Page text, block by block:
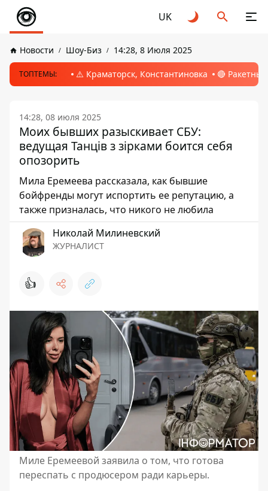
UK
Новости Шоу-Биз 14:28, 8 Июля 2025
ТОПТЕМЫ: ⚠️ Краматорск, Константиновка 🔴
14:28, 08 июля 2025
Моих бывших разыскивает СБУ:
ведущая Танців з зірками боится себя
опозорить
Мила Еремеева рассказала, как бывшие
бойфренды могут испортить ее репутацию, а
также призналась, что никого не любила
Николай Милиневский
ЖУРНАЛИСТ
👍
Миле Еремеевой заявила о том, что готова
переспать с продюсером ради карьеры.